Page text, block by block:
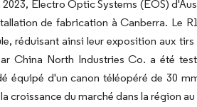
Electro Optic Systems (EOS)
de fabrication à Canberra. Le
réduisant ainsi leur exposition aux
China North Industries Co. a été
équipé d'un canon téléopéré de 30
croissance du marché dans la région